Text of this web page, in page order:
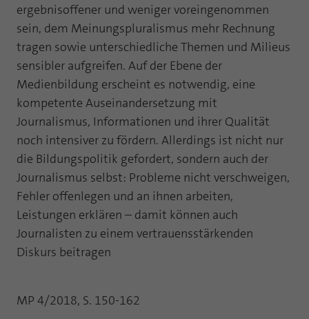
ergebnisoffener und weniger voreingenommen
sein, dem Meinungspluralismus mehr Rechnung
tragen sowie unterschiedliche Themen und Milieus
sensibler aufgreifen. Auf der Ebene der
Medienbildung erscheint es notwendig, eine
kompetente Auseinandersetzung mit
Journalismus, Informationen und ihrer Qualität
noch intensiver zu fördern. Allerdings ist nicht nur
die Bildungspolitik gefordert, sondern auch der
Journalismus selbst: Probleme nicht verschweigen,
Fehler offenlegen und an ihnen arbeiten,
Leistungen erklären – damit können auch
Journalisten zu einem vertrauensstärkenden
Diskurs beitragen
MP 4/2018, S. 150-162